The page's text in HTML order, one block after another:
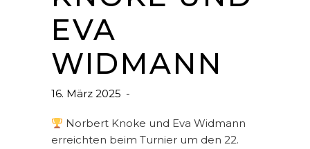
EVA
WIDMANN
16. März 2025
Norbert Knoke und Eva Widmann
erreichten beim Turnier um den 22.